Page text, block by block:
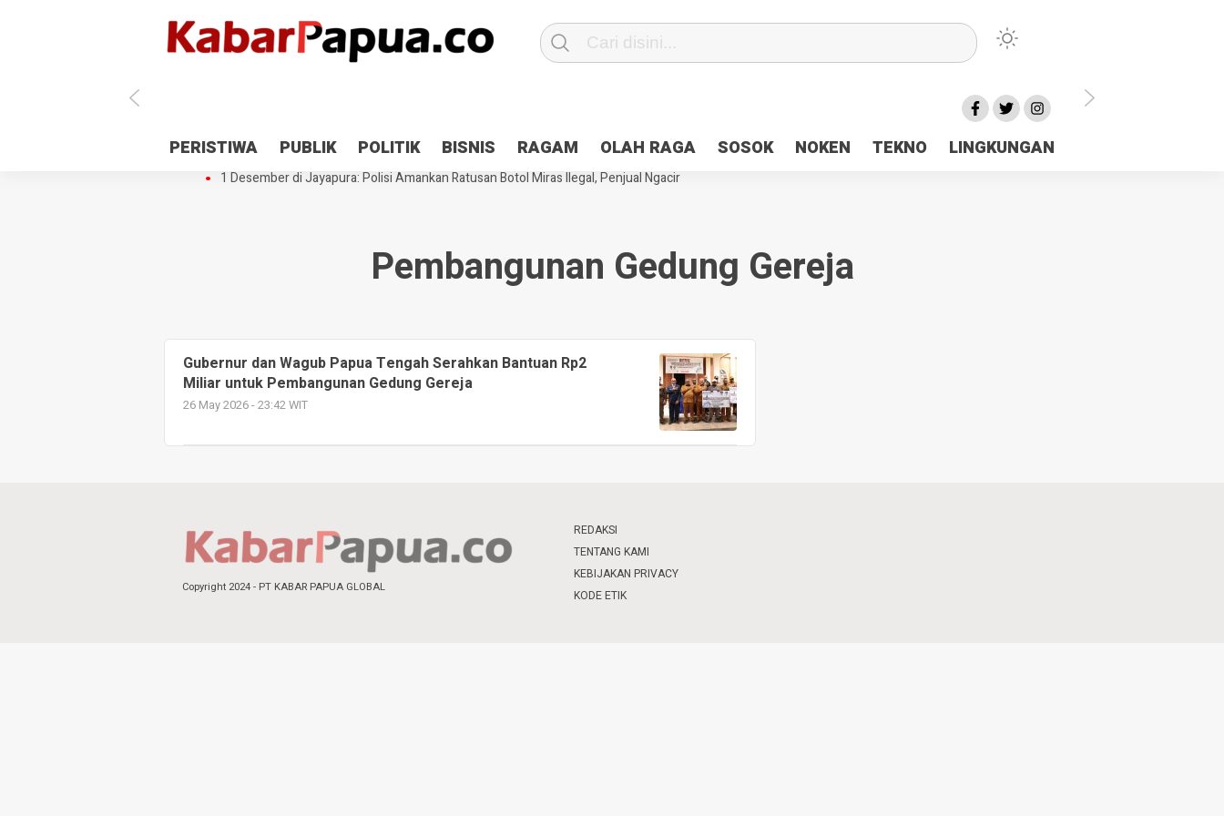
PERISTIWA PUBLIK POLITIK BISNIS RAGAM OLAH RAGA SOSOK NOKEN TEKNO LINGKUNGAN
Antisipasi 1 Desember, TNI Polri Patroli 2×24 jam di Kota Jayapura
Pesan Sejuk Polri di Deklarasi Pemilu Ceria Tanah Papua
Gedung Perpustakaan SMPN 5 Sentani Terbakar
Hibah Pilkada Jayapura Cair 10 Persen, Deposit Kas Daerah Rp23 Miliar Disorot
1 Desember di Jayapura: Polisi Amankan Ratusan Botol Miras Ilegal, Penjual Ngacir
Pembangunan Gedung Gereja
Gubernur dan Wagub Papua Tengah Serahkan Bantuan Rp2
Miliar untuk Pembangunan Gedung Gereja
26 May 2026 - 23:42 WIT
Copyright 2024 - PT KABAR PAPUA GLOBAL
REDAKSI
TENTANG KAMI
KEBIJAKAN PRIVACY
KODE ETIK